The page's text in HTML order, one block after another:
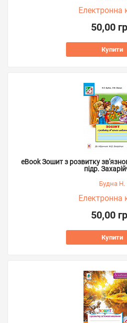
Електронна
50,00
Купити
eBook Зошит з розвитку
підр.
Будна Н.
Електронна
50,00
Купити